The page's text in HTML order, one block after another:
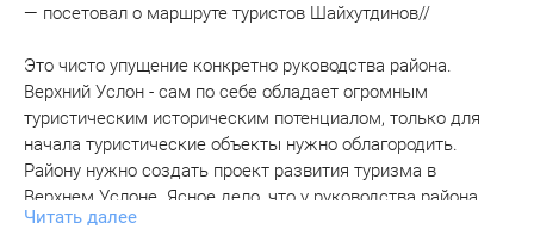
— посетовал о маршруте туристов Шайхутдинов//
Это чисто упущение конкретно руководства района.
Верхний Услон - сам по себе обладает огромным
туристическим историческим потенциалом, только для
начала туристические объекты нужно облагородить.
Району нужно создать проект развития туризма в
Верхнем Услоне. Ясное дело, что у руководства района
денег нет для развития этого сектора, но проблема не
Читать далее